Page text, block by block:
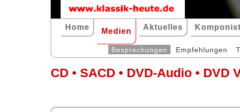
Home Medien Aktuelles
Besprechungen Empfehlungen
CD • SACD • DVD-Audio • DVD